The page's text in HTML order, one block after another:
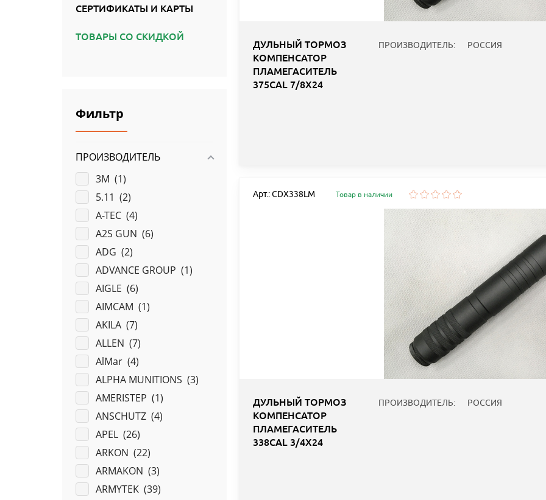
СЕРТИФИКАТЫ И КАРТЫ
ТОВАРЫ СО СКИДКОЙ
Фильтр
ПРОИЗВОДИТЕЛЬ
3M (1)
5.11 (2)
A-TEC (4)
A2S GUN (6)
ADG (2)
ADVANCE GROUP (1)
AIGLE (6)
AIMCAM (1)
AKILA (7)
ALLEN (7)
AlMar (4)
ALPHA MUNITIONS (3)
AMERISTEP (1)
ANSCHUTZ (4)
APEL (26)
ARKON (22)
ARMAKON (3)
ARMYTEK (39)
ДУЛЬНЫЙ ТОРМОЗ
КОМПЕНСАТОР
ПЛАМЕГАСИТЕЛЬ
375CAL 7/8X24
ПРОИЗВОДИТЕЛЬ: РОССИЯ
Арт.: CDX338LM Товар в наличии
ДУЛЬНЫЙ ТОРМОЗ
КОМПЕНСАТОР
ПЛАМЕГАСИТЕЛЬ
338CAL 3/4X24
ПРОИЗВОДИТЕЛЬ: РОССИЯ